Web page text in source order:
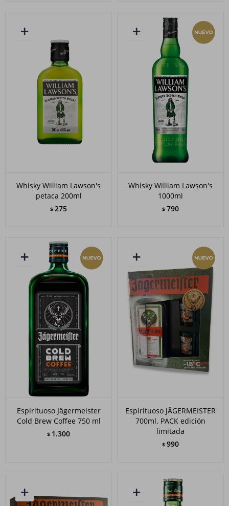
Whisky William Lawson's
petaca 200ml
$ 275
Whisky William Lawson's
1000ml
$ 790
Espirituoso Jägermeister
Cold Brew Coffee 750 ml
$ 1.300
Espirituoso JÄGERMEISTER
700ml. PACK edición
limitada
$ 990